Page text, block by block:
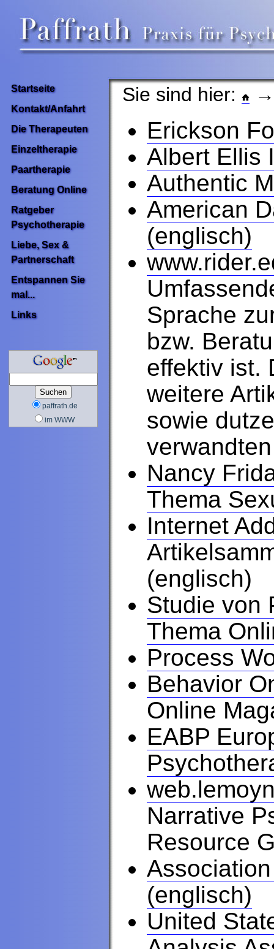
Startseite
Kontakt/Anfahrt
Die Therapeuten
Einzeltherapie
Paartherapie
Beratung Online
Ratgeber
Psychotherapie
Liebe, Sex &
Partnerschaft
Entspannen Sie
mal...
Links
paffrath.de
im WWW
Sie sind hier:
Erickson
Albert Ellis
Authentic
American
(englisch)
Sprache
bzw.
effektiv ist.
weitere
sowie
Nancy
Thema
Internet
(englisch)
Studie von
Thema
Process
Behavior
Online
EABP
Narrative
Resource
(englisch)
United